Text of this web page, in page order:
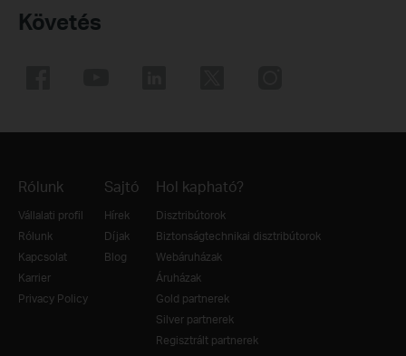
Követés
Rólunk
Vállalati profil
Rólunk
Kapcsolat
Karrier
Privacy Policy
Sajtó
Hírek
Díjak
Blog
Hol kapható?
Disztribútorok
Biztonságtechnikai disztribútorok
Webáruházak
Áruházak
Gold partnerek
Silver partnerek
Regisztrált partnerek